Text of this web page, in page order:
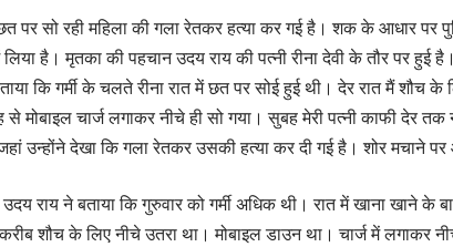
पर सो रही महिला की गला रेतकर हत्या कर गई है। शक के आधार पर
है। मृतका की पहचान उदय राय की पत्नी रीना देवी के तौर पर हुई
कि गर्मी के चलते रीना रात में छत पर सोई हुई थी। देर रात मैं शौच के
मोबाइल चार्ज लगाकर नीचे ही सो गया। सुबह मेरी पत्नी काफी देर
उन्होंने देखा कि गला रेतकर उसकी हत्या कर दी गई है। शोर मचाने
राय ने बताया कि गुरुवार को गर्मी अधिक थी। रात में खाना खाने के
शौच के लिए नीचे उतरा था। मोबाइल डाउन था। चार्ज में लगाकर